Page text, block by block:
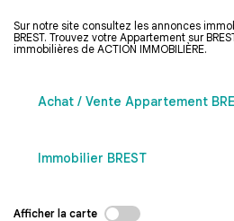
GÉRER
Créer une alerte
Sur notre site consultez les annonces
BREST. Trouvez votre Appartement sur
immobilières de ACTION IMMOBILIÈRE.
Achat / Vente Appartement
Immobilier BREST
Afficher la carte